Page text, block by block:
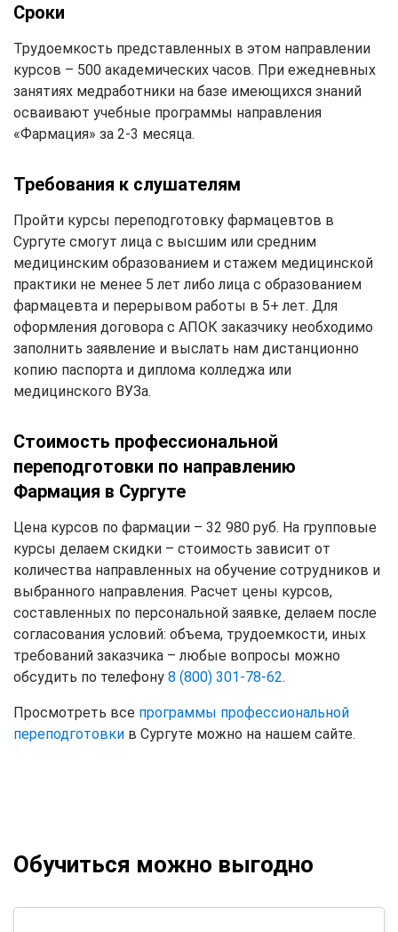
Сроки
Трудоемкость представленных в этом направлении
курсов – 500 академических часов. При ежедневных
занятиях медработники на базе имеющихся знаний
осваивают учебные программы направления
«Фармация» за 2-3 месяца.
Требования к слушателям
Пройти курсы переподготовку фармацевтов в
Сургуте смогут лица с высшим или средним
медицинским образованием и стажем медицинской
практики не менее 5 лет либо лица с образованием
фармацевта и перерывом работы в 5+ лет. Для
оформления договора с АПОК заказчику необходимо
заполнить заявление и выслать нам дистанционно
копию паспорта и диплома колледжа или
медицинского ВУЗа.
Стоимость профессиональной
переподготовки по направлению
Фармация в Сургуте
Цена курсов по фармации – 32 980 руб. На групповые
курсы делаем скидки – стоимость зависит от
количества направленных на обучение сотрудников и
выбранного направления. Расчет цены курсов,
составленных по персональной заявке, делаем после
согласования условий: объема, трудоемкости, иных
требований заказчика – любые вопросы можно
обсудить по телефону 8 (800) 301-78-62.
Просмотреть все программы профессиональной
переподготовки в Сургуте можно на нашем сайте.
Обучиться можно выгодно